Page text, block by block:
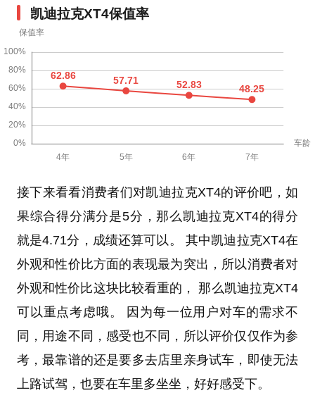
凯迪拉克XT4保值率
接下来看看消费者们对凯迪拉克XT4的评价吧，如
果综合得分满分是5分，那么凯迪拉克XT4的得分
就是4.71分，成绩还算可以。 其中凯迪拉克XT4在
外观和性价比方面的表现最为突出，所以消费者对
外观和性价比这块比较看重的， 那么凯迪拉克XT4
可以重点考虑哦。 因为每一位用户对车的需求不
同，用途不同，感受也不同，所以评价仅仅作为参
考，最靠谱的还是要多去店里亲身试车，即使无法
上路试驾，也要在车里多坐坐，好好感受下。